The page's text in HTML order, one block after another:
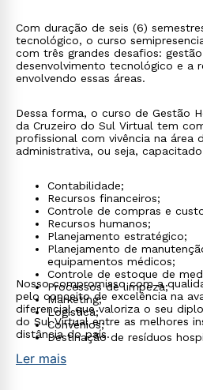
Com duração de seis (6)
tecnológico, o curso
com três grandes desafios:
desenvolvimento tecnológico e a
envolvendo essas áreas.
Dessa forma, o curso de Gestão
da Cruzeiro do Sul Virtual tem
profissional com vivência na área
administrativa, ou seja,
Contabilidade;
Recursos financeiros;
Controle de compras e
Recursos humanos;
Planejamento estratégico;
Planejamento de
equipamentos médicos;
Controle de estoque de
Processos de limpeza;
Marketing;
Logística;
Convênios;
Destinação de resíduos
Nosso compromisso com a
pelo conceito de excelência na
diferencial que valoriza o seu
do Sul Virtual entre as melhores
distância do país.
Ler mais